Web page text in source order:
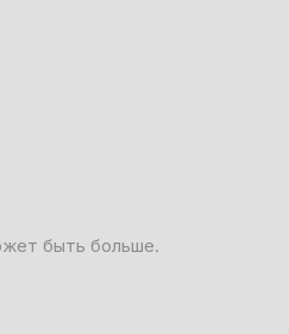
быть больше.